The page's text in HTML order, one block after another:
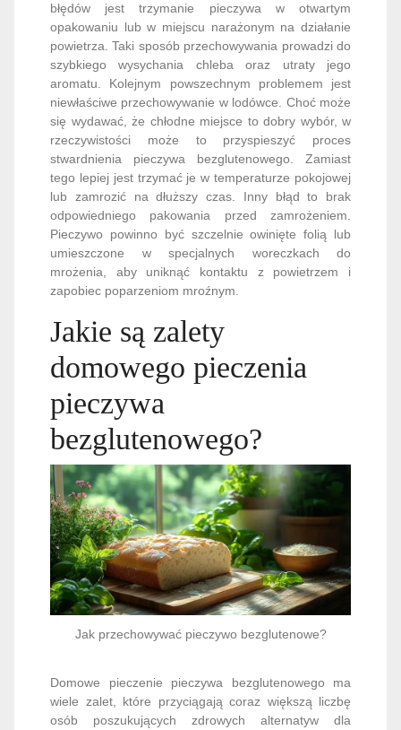
błędów jest trzymanie pieczywa w otwartym
opakowaniu lub w miejscu narażonym na działanie
powietrza. Taki sposób przechowywania prowadzi do
szybkiego wysychania chleba oraz utraty jego
aromatu. Kolejnym powszechnym problemem jest
niewłaściwe przechowywanie w lodówce. Choć może
się wydawać, że chłodne miejsce to dobry wybór, w
rzeczywistości może to przyspieszyć proces
stwardnienia pieczywa bezglutenowego. Zamiast
tego lepiej jest trzymać je w temperaturze pokojowej
lub zamrozić na dłuższy czas. Inny błąd to brak
odpowiedniego pakowania przed zamrożeniem.
Pieczywo powinno być szczelnie owinięte folią lub
umieszczone w specjalnych woreczkach do
mrożenia, aby uniknąć kontaktu z powietrzem i
zapobiec poparzeniom mroźnym.
Jakie są zalety
domowego pieczenia
pieczywa
bezglutenowego?
Jak przechowywać pieczywo bezglutenowe?
Domowe pieczenie pieczywa bezglutenowego ma
wiele zalet, które przyciągają coraz większą liczbę
osób poszukujących zdrowych alternatyw dla